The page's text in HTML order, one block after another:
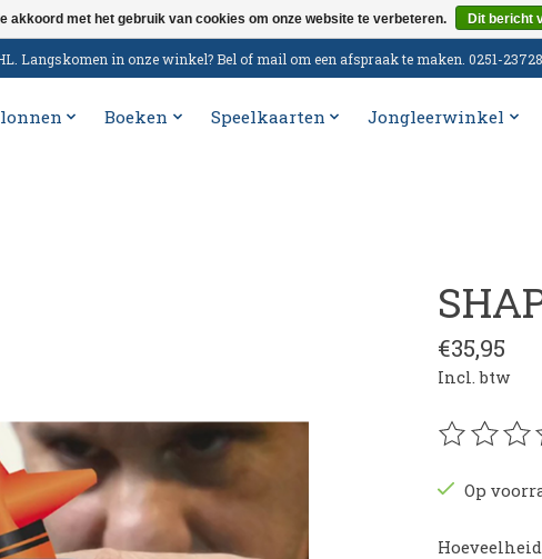
Langskomen in onze winkel? Bel of mail om een afspraak te maken. 0251-
Boeken Speelkaarten Jongleerwinkel
€35,95
Incl. btw
De
Op
akkoord met het gebruik van cookies om onze website te verbeteren. Dit bericht